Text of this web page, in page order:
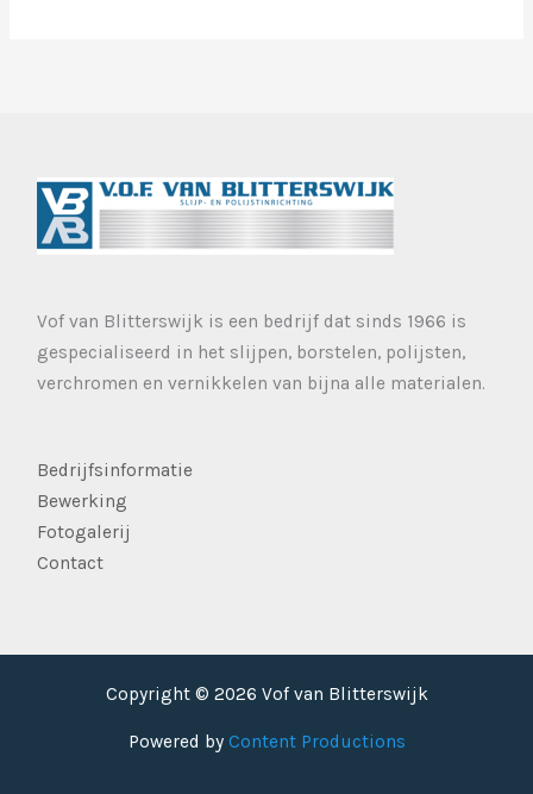
Vof van Blitterswijk is een bedrijf dat sinds 1966 is
gespecialiseerd in het slijpen, borstelen, polijsten,
verchromen en vernikkelen van bijna alle materialen.
Bedrijfsinformatie
Bewerking
Fotogalerij
Contact
Copyright © 2026 Vof van Blitterswijk
Powered by Content Productions